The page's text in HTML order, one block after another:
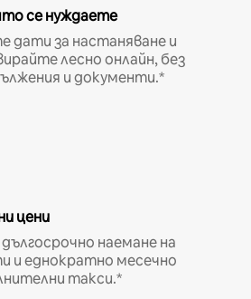
се нуждаете
дати за настаняване и
лесно онлайн, без
и документи.*
цени
наемане на
и еднократно месечно
такси.*